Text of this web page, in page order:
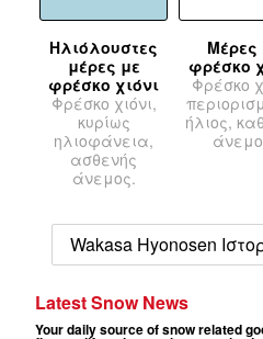
Ηλιόλουστες
μέρες με
φρέσκο χιόνι
Φρέσκο χιόνι,
κυρίως
ηλιοφάνεια,
ασθενής
άνεμος.
Μέρες
φρέσκο
Φρέσκο
ήλιος,
Wakasa Hyonosen